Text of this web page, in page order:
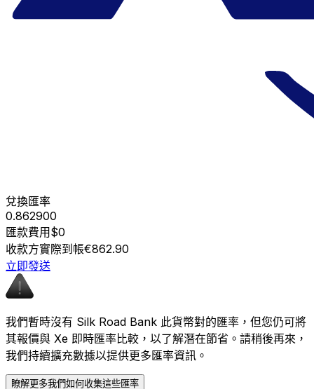
兌換匯率
0.862900
匯款費用$0
收款方實際到帳€862.90
立即發送
我們暫時沒有 Silk Road Bank 此貨幣對的匯率，但您仍可將
其報價與 Xe 即時匯率比較，以了解潛在節省。請稍後再來，
我們持續擴充數據以提供更多匯率資訊。
瞭解更多我們如何收集這些匯率